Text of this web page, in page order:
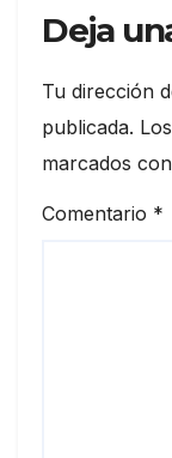
Deja
Tu dirección
publicada.
marcados con
Comentario *